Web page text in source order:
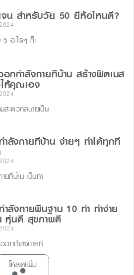
จน สำหรับวัย 50 ยี่ห้อไหนดี?
5 อะไรๆ ก็เ
อกกำลังกายที่บ้าน สร้างฟิตเนส
ห้คุณเอง
สะดวกสบายเป็น
ลังกายที่บ้าน ง่ายๆ ทำได้ทุกที่
ยที่บ้าน เป็นทา
ลังกายพื้นฐาน 10 ท่า ทำง่าย
หุ่นดี สุขภาพดี
อกกำลังกายที่
โหลดเพิ่ม